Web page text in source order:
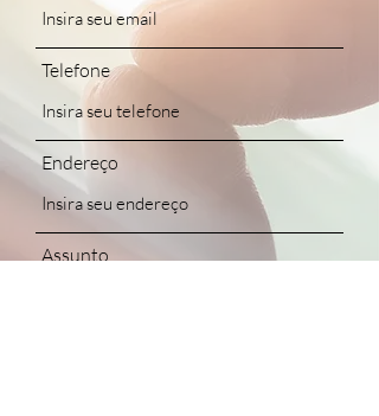
Telefone
Endereço
Assunto